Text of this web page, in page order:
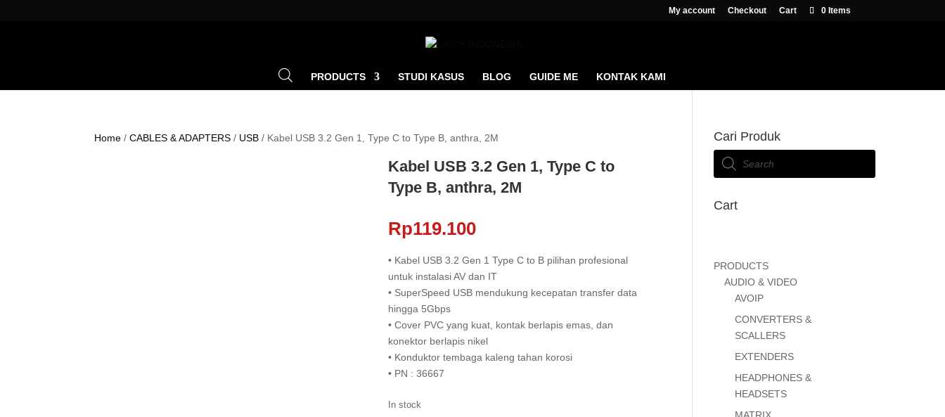
My account Checkout Cart 0 Items
PRODUCTS STUDI KASUS BLOG GUIDE ME KONTAK KAMI
Home /CABLES & ADAPTERS / USB / Kabel USB 3.2 Gen 1, Type C to Type B, anthra, 2M
Kabel USB 3.2 Gen 1, Type C to
Type B, anthra, 2M
Rp119.100
• Kabel USB 3.2 Gen 1 Type C to B pilihan profesional
untuk instalasi AV dan IT
• SuperSpeed ​​USB mendukung kecepatan transfer data
hingga 5Gbps
• Cover PVC yang kuat, kontak berlapis emas, dan
konektor berlapis nikel
• Konduktor tembaga kaleng tahan korosi
• PN : 36667
In stock
Cari Produk
Products
search
Cart
PRODUCTS
AUDIO & VIDEO
AVOIP
CONVERTERS &
SCALLERS
EXTENDERS
HEADPHONES &
HEADSETS